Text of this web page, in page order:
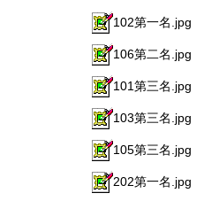
102第一名.jpg
106第二名.jpg
101第三名.jpg
103第三名.jpg
105第三名.jpg
202第一名.jpg